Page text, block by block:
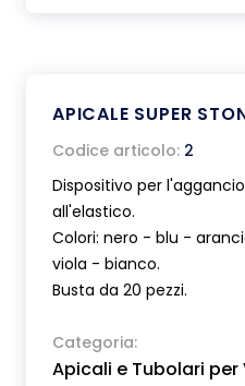
APICALE SUPER
Codice articolo: 2
Dispositivo per
all'elastico.
Colori: nero - blu -
viola - bianco.
Busta da 20 pezzi.
Categoria:
Apicali e Tubolari per